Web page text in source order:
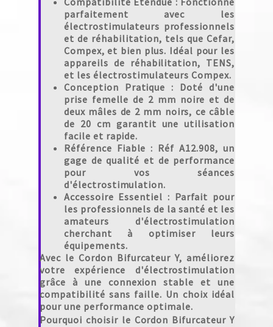
parfaitement avec les
électrostimulateurs professionnels
et de réhabilitation, tels que Cefar,
Compex, et bien plus. Idéal pour les
appareils de réhabilitation, TENS,
et les électrostimulateurs Compex.
Conception Pratique : Doté d'une
prise femelle de 2 mm noire et de
deux mâles de 2 mm noirs, ce câble
de 20 cm garantit une utilisation
facile et rapide.
Référence Fiable : Réf A12.908, un
gage de qualité et de performance
pour vos séances
d'électrostimulation.
Accessoire Essentiel : Parfait pour
les professionnels de la santé et les
amateurs d'électrostimulation
cherchant à optimiser leurs
équipements.
Avec le Cordon Bifurcateur Y, améliorez
votre expérience d'électrostimulation
grâce à une connexion stable et une
compatibilité sans faille. Un choix idéal
pour une performance optimale.
Pourquoi choisir le Cordon Bifurcateur Y